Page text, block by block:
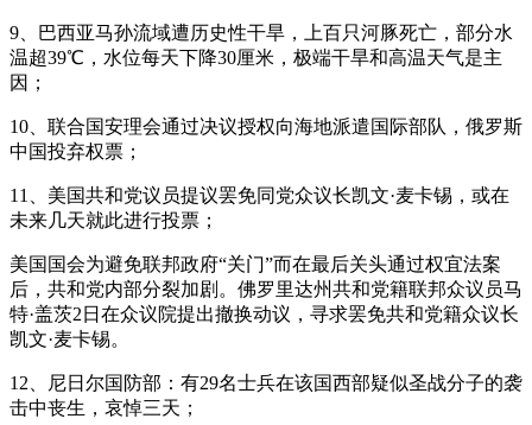
9、巴西亚马孙流域遭历史性干旱，上百只河豚死亡，部分水
温超39℃，水位每天下降30厘米，极端干旱和高温天气是主
因；
10、联合国安理会通过决议授权向海地派遣国际部队，俄罗斯
中国投弃权票；
11、美国共和党议员提议罢免同党众议长凯文·麦卡锡，或在
未来几天就此进行投票；
美国国会为避免联邦政府“关门”而在最后关头通过权宜法案
后，共和党内部分裂加剧。佛罗里达州共和党籍联邦众议员马
特·盖茨2日在众议院提出撤换动议，寻求罢免共和党籍众议长
凯文·麦卡锡。
12、尼日尔国防部：有29名士兵在该国西部疑似圣战分子的袭
击中丧生，哀悼三天；